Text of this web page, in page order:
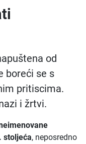
od
boreći se s
pritiscima.
i žrtvi.
stoljeća, neposredno